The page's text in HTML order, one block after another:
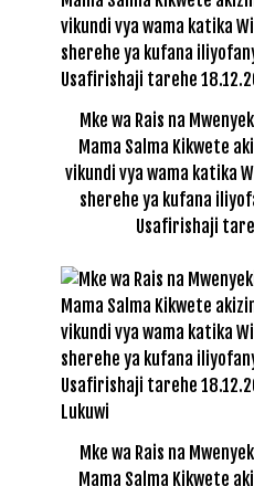
Mke wa Rais na
Mama Salma Kikwete
vikundi vya wama katika
sherehe ya kufana
Usafirishaji
Mke wa Rais na
Mama Salma Kikwete